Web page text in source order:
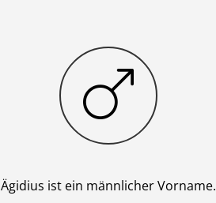
Junge
Ägidius ist ein männlicher Vorname.